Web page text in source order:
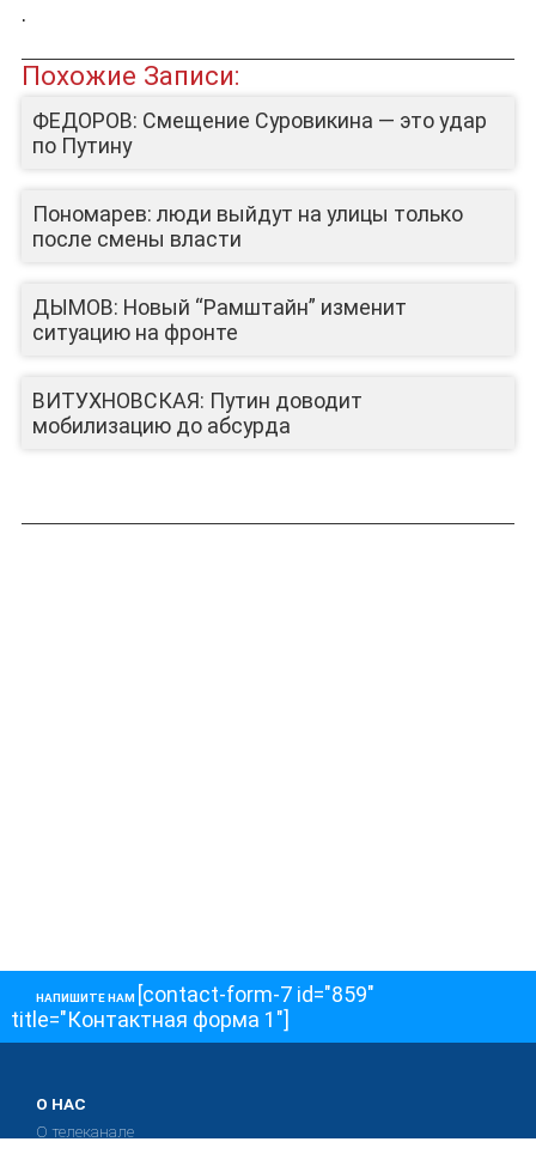
ЛИЦА КАНАЛА
.
Похожие Записи:
ФЕДОРОВ: Смещение Суровикина — это удар
по Путину
Пономарев: люди выйдут на улицы только
после смены власти
ДЫМОВ: Новый “Рамштайн” изменит
ситуацию на фронте
ВИТУХНОВСКАЯ: Путин доводит
мобилизацию до абсурда
О НАС
О телеканале
НАПИШИТЕ НАМ [contact-form-7 id="859"
title="Контактная форма 1"]